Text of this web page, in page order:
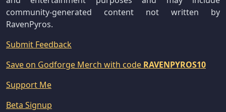
community-generated content not written by
RavenPyros.
Submit Feedback
Save on Godforge Merch with code RAVENPYROS10
Support Me
Beta Signup